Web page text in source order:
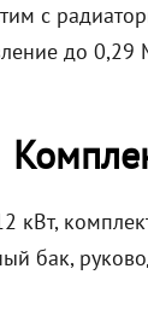
с
до
кВт,
бак,